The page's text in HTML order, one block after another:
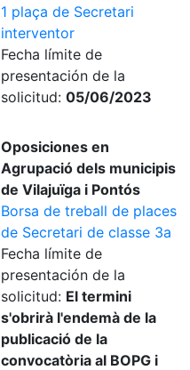
1 plaça de Secretari
interventor
Fecha límite de
presentación de la
solicitud: 05/06/2023
Oposiciones en
Agrupació dels municipis
de Vilajuïga i Pontós
Borsa de treball de places
de Secretari de classe 3a
Fecha límite de
presentación de la
solicitud: El termini
s'obrirà l'endemà de la
publicació de la
convocatòria al BOPG i